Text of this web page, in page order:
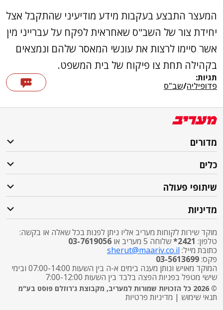
המעצר התבצע בעקבות מידע מודיעיני שהתקבל אצל
יחידת צור של השב"ס שאחראית לפקח על עברייני מין
אשר סיימו לרצות את עונשי המאסר שלהם ונמצאים
בקהילה תחת צו פיקוח של בית המשפט.
תגיות:
פדופיליה/שב"ס
מדורים
כלים
שיתופי פעולה
מדיניות
מוקד שירות לקוחות מעריב אליו ניתן לפנות בכל שאלה או בקשה:
טלפון: 2421* שלוחה 5 מעריב או
03-7619056
כתובת מייל: sherut@maariv.co.il
פקס:03-5613699
המוקד מאויש ונותן מענה בימים א-ה בין השעות 07:00-14:00 ובימי
שישי מטפל בפניות הפצה בלבד בין השעות 7:00-12:00
© 2026 כל הזכויות שמורות למעריב, מקבוצת ג'רוזלם פוסט בע"מ
תנאי שימוש | מדיניות פרטיות